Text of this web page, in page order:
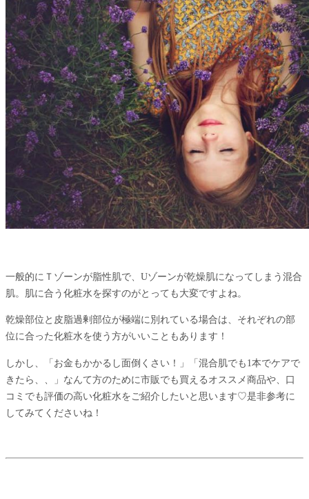
一般的にＴゾーンが脂性肌で、Uゾーンが乾燥肌になってしまう混合
肌。肌に合う化粧水を探すのがとっても大変ですよね。
乾燥部位と皮脂過剰部位が極端に別れている場合は、それぞれの部
位に合った化粧水を使う方がいいこともあります！
しかし、「お金もかかるし面倒くさい！」「混合肌でも1本でケアで
きたら、、」なんて方のために市販でも買えるオススメ商品や、口
コミでも評価の高い化粧水をご紹介したいと思います♡是非参考に
してみてくださいね！